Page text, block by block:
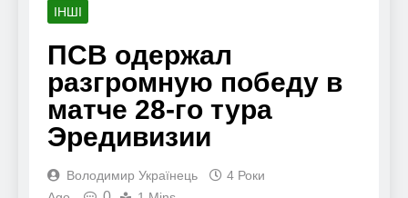
ІНШІ
ПСВ одержал
разгромную победу в
матче 28-го тура
Эредивизии
Володимир Українець
4 Роки